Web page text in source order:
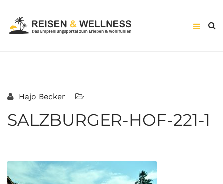
Hajo Becker
SALZBURGER-HOF-221-1